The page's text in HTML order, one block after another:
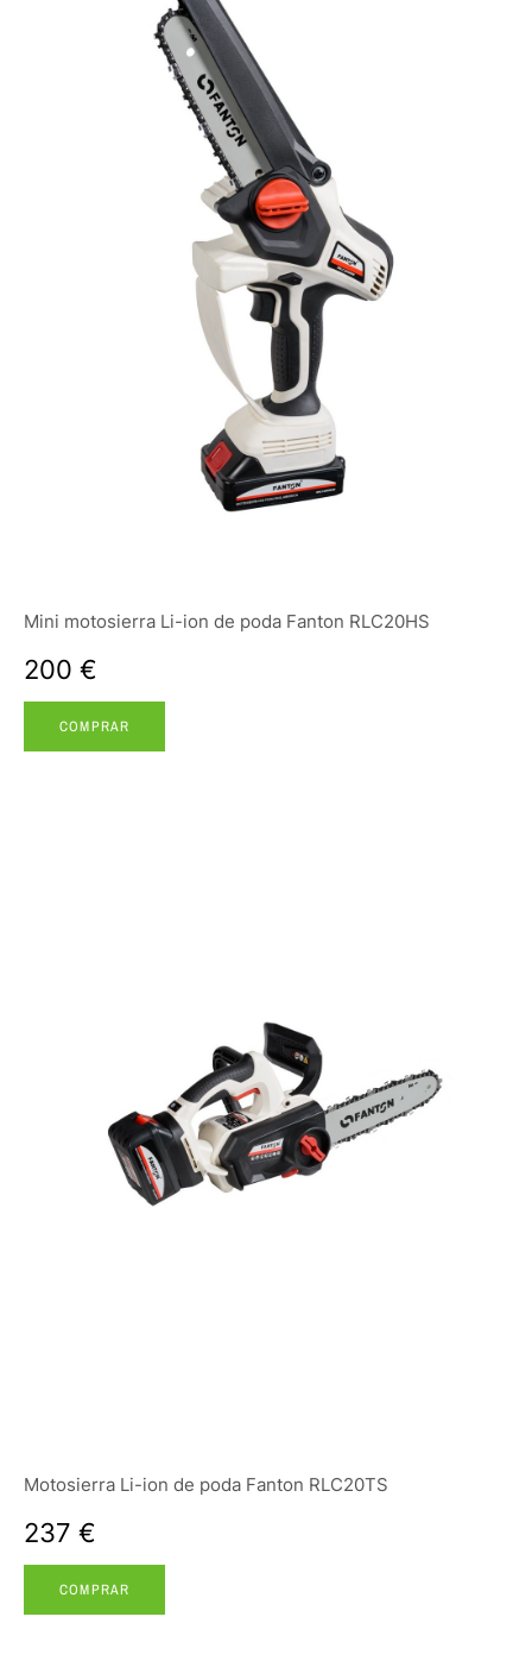
Mini motosierra Li-ion de poda Fanton RLC20HS
200 €
COMPRAR
Motosierra Li-ion de poda Fanton RLC20TS
237 €
COMPRAR